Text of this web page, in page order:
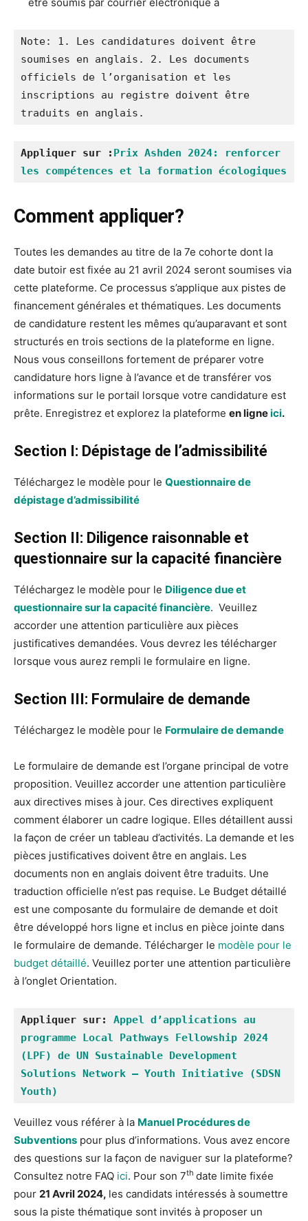
Note: 1. Les candidatures doivent être
soumises en anglais. 2. Les documents
officiels de l’organisation et les
inscriptions au registre doivent être
traduits en anglais.
Appliquer sur : Prix Ashden 2024: renforcer
les compétences et la formation écologiques
Comment appliquer?
Toutes les demandes au titre de la 7e cohorte dont la
date butoir est fixée au 21 avril 2024 seront soumises via
cette plateforme. Ce processus s’applique aux pistes de
financement générales et thématiques. Les documents
de candidature restent les mêmes qu’auparavant et sont
structurés en trois sections de la plateforme en ligne.
Nous vous conseillons fortement de préparer votre
candidature hors ligne à l’avance et de transférer vos
informations sur le portail lorsque votre candidature est
prête. Enregistrez et explorez la plateforme en ligneici.
Section I: Dépistage de l’admissibilité
Téléchargez le modèle pour le Questionnaire de
dépistage d’admissibilité
Section II: Diligence raisonnable et
questionnaire sur la capacité financière
Téléchargez le modèle pour le Diligence due et
questionnaire sur la capacité financière. Veuillez
accorder une attention particulière aux pièces
justificatives demandées. Vous devrez les télécharger
lorsque vous aurez rempli le formulaire en ligne.
Section III: Formulaire de demande
Téléchargez le modèle pour le Formulaire de demande
Le formulaire de demande est l’organe principal de votre
proposition. Veuillez accorder une attention particulière
aux directives mises à jour. Ces directives expliquent
comment élaborer un cadre logique. Elles détaillent aussi
la façon de créer un tableau d’activités. La demande et les
pièces justificatives doivent être en anglais. Les
documents non en anglais doivent être traduits. Une
traduction officielle n’est pas requise. Le Budget détaillé
est une composante du formulaire de demande et doit
être développé hors ligne et inclus en pièce jointe dans
le formulaire de demande. Télécharger le modèle pour le
budget détaillé. Veuillez porter une attention particulière
à l’onglet Orientation.
Appliquer sur: Appel d’applications au
programme Local Pathways Fellowship 2024
(LPF) de UN Sustainable Development
Solutions Network – Youth Initiative (SDSN
Youth)
Veuillez vous référer à la Manuel Procédures de
Subventions pour plus d’informations. Vous avez encore
des questions sur la façon de naviguer sur la plateforme?
Consultez notre FAQ ici. Pour son 7th date limite fixée
pour 21 Avril 2024, les candidats intéressés à soumettre
sous la piste thématique sont invités à proposer un